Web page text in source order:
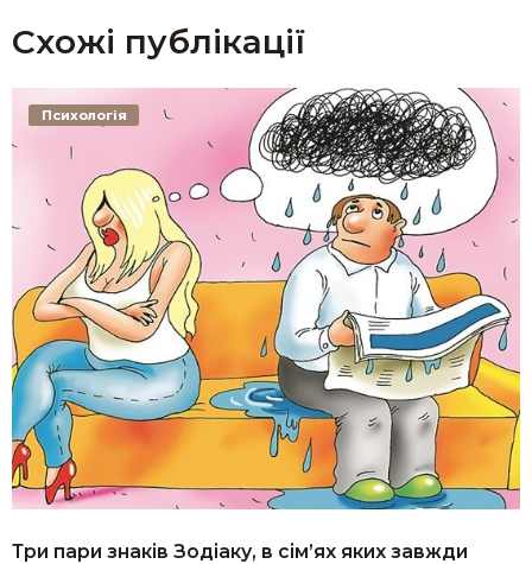
Схожі публікації
Три пари знаків Зодіаку, в сім’ях яких завжди
Психологія